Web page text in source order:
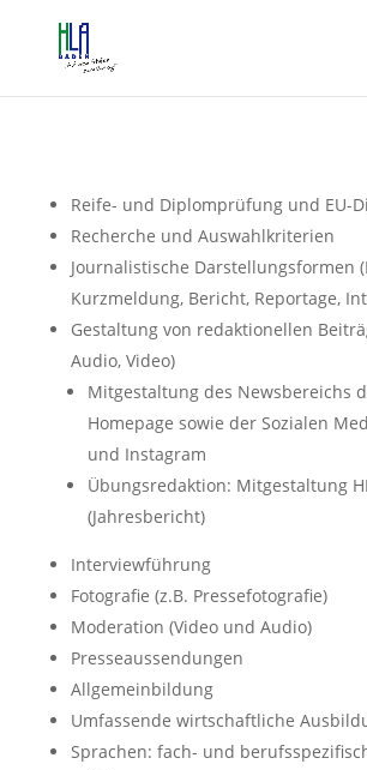
Reife- und Diplomprüfung und EU-
Recherche und Auswahlkriterien
Journalistische Darstellungsformen
Kurzmeldung, Bericht, Reportage,
Gestaltung von redaktionellen
Audio, Video)
Mitgestaltung des Newsbereichs
Homepage sowie der Sozialen
und Instagram
Übungsredaktion: Mitgestaltung
(Jahresbericht)
Interviewführung
Fotografie (z.B. Pressefotografie)
Moderation (Video und Audio)
Presseaussendungen
Allgemeinbildung
Umfassende wirtschaftliche
Sprachen: fach- und